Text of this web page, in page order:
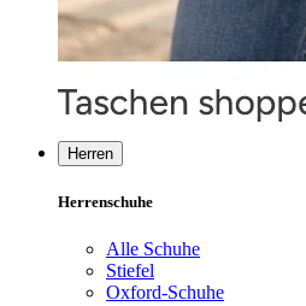
Herren
Herrenschuhe
Alle Schuhe
Stiefel
Oxford-Schuhe